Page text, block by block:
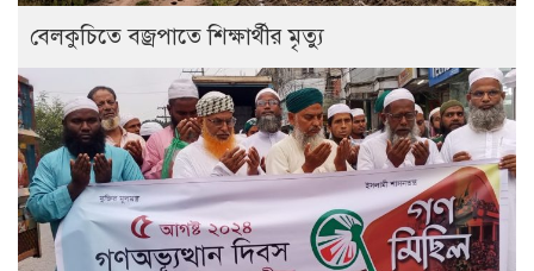
বেলকুচিতে বজ্রপাতে শিক্ষার্থীর মৃত্যু